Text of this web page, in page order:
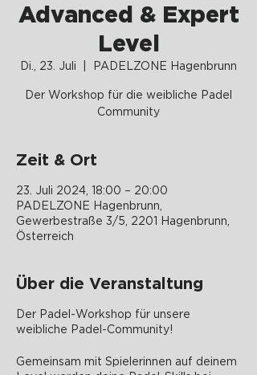
Advanced & Expert
Level
Di., 23. Juli PADELZONE Hagenbrunn
Der Workshop für die weibliche Padel
Community
Zeit & Ort
23. Juli 2024, 18:00 – 20:00
PADELZONE Hagenbrunn,
Gewerbestraße 3/5, 2201 Hagenbrunn,
Österreich
Über die Veranstaltung
Der Padel-Workshop für unsere
weibliche Padel-Community!
Gemeinsam mit Spielerinnen auf deinem